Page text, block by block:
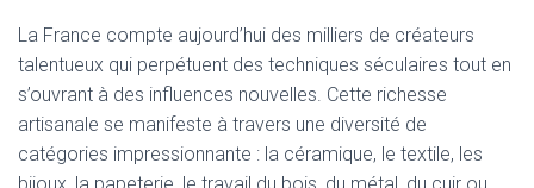
La France compte aujourd’hui des milliers de créateurs
talentueux qui perpétuent des techniques séculaires tout en
s’ouvrant à des influences nouvelles. Cette richesse
artisanale se manifeste à travers une diversité de
catégories impressionnante : la céramique, le textile, les